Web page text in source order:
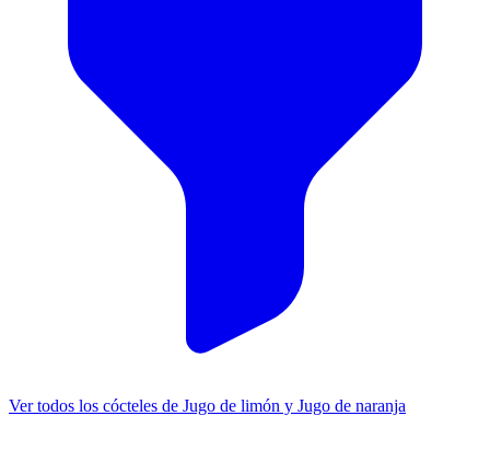
Ver todos los cócteles de Jugo de limón y Jugo de naranja